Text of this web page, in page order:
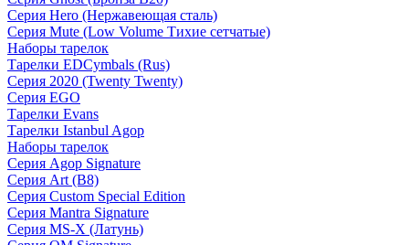
Серия Hero (Нержавеющая сталь)
Серия Mute (Low Volume Тихие сетчатые)
Наборы тарелок
Тарелки EDCymbals (Rus)
Серия 2020 (Twenty Twenty)
Серия EGO
Тарелки Evans
Тарелки Istanbul Agop
Наборы тарелок
Серия Agop Signature
Серия Art (B8)
Серия Custom Special Edition
Серия Mantra Signature
Серия MS-X (Латунь)